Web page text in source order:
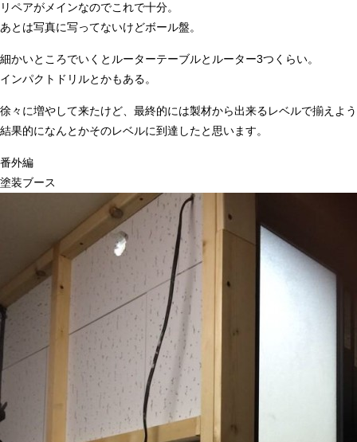
リペアがメインなのでこれで十分。
あとは写真に写ってないけどボール盤。
細かいところでいくとルーターテーブルとルーター3つくらい。
インパクトドリルとかもある。
徐々に増やして来たけど、最終的には製材から出来るレベルで揃えよ
結果的になんとかそのレベルに到達したと思います。
番外編
塗装ブース